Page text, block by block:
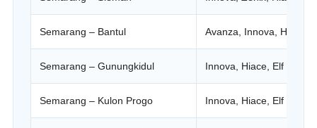
Semarang – Bantul Avanza, Innova, Hiace
Semarang – Gunungkidul Innova, Hiace, Elf
Semarang – Kulon Progo Innova, Hiace, Elf